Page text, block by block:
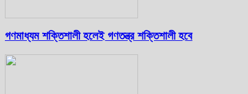
গণমাধ্যম শক্তিশালী হলেই গণতন্ত্র শক্তিশালী হবে